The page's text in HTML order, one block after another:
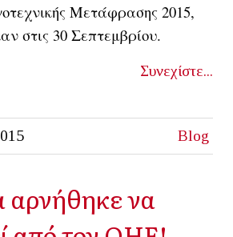
Μετάφρασης 2015,
στις 30 Σεπτεμβρίου.
Συνεχίστε...
Blog
να